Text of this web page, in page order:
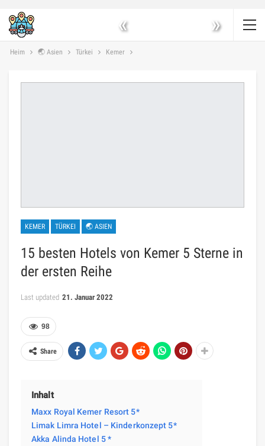
« »
Heim 🌏 Asien Türkei Kemer
KEMER TÜRKEI 🌏 ASIEN
15 besten Hotels von Kemer 5 Sterne in
der ersten Reihe
Last updated 21. Januar 2022
98
Share
Inhalt
Maxx Royal Kemer Resort 5*
Limak Limra Hotel – Kinderkonzept 5*
Akka Alinda Hotel 5 *